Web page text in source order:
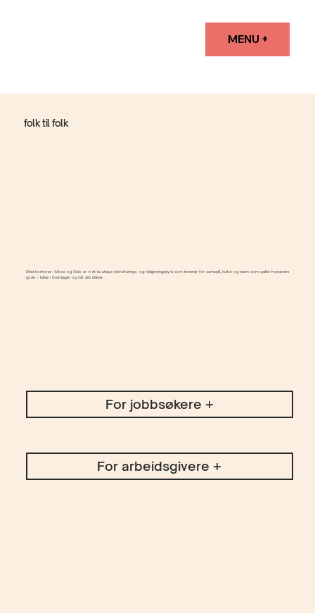
MENU +
folk til folk
For jobbsøkere +
For arbeidsgivere +
Med kontorer i Moss og Oslo er vi et boutique rekrutterings- og rådgivningsbyrå som brenner for samspill,kultur og team som spiller hverandre
gode – både i hverdagen og når det blåser.